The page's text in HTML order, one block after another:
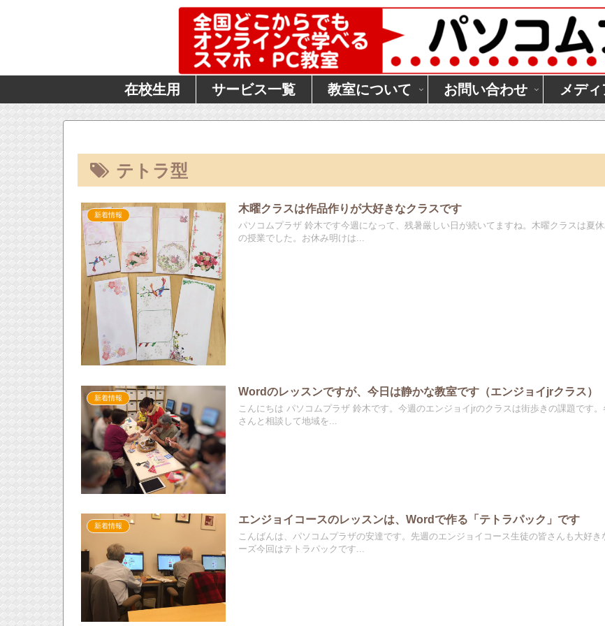
在校生用 サービス一覧 教室について お問い合わせ メデ
テトラ型
新着情報
木曜クラスは作品作りが大好きなクラスです
パソコムプラザ 鈴木です今週になって、残暑厳しい日が続いてますね。木曜クラスは夏
の授業でした。お休み明けは...
新着情報
Wordのレッスンですが、今日は静かな教室です（エンジョイjrクラス）
こんにちは パソコムプラザ 鈴木です。今週のエンジョイjrのクラスは街歩きの課題です
さんと相談して地域を...
新着情報
エンジョイコースのレッスンは、Wordで作る「テトラパック」です
こんばんは、パソコムプラザの安達です。先週のエンジョイコース生徒の皆さんも大好き
ーズ今回はテトラパックです...